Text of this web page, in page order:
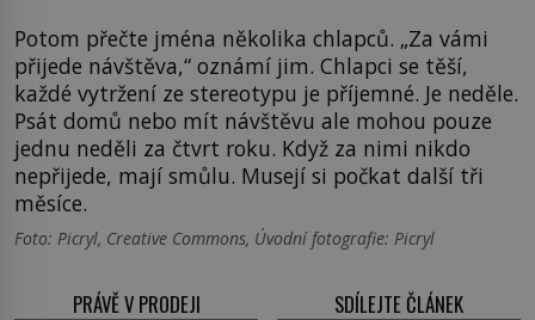
Potom přečte jména několika chlapců. „Za vámi
přijede návštěva,“ oznámí jim. Chlapci se těší,
každé vytržení ze stereotypu je příjemné. Je neděle.
Psát domů nebo mít návštěvu ale mohou pouze
jednu neděli za čtvrt roku. Když za nimi nikdo
nepřijede, mají smůlu. Musejí si počkat další tři
měsíce.
Foto: Picryl, Creative Commons, Úvodní fotografie: Picryl
PRÁVĚ V PRODEJI SDÍLEJTE ČLÁNEK